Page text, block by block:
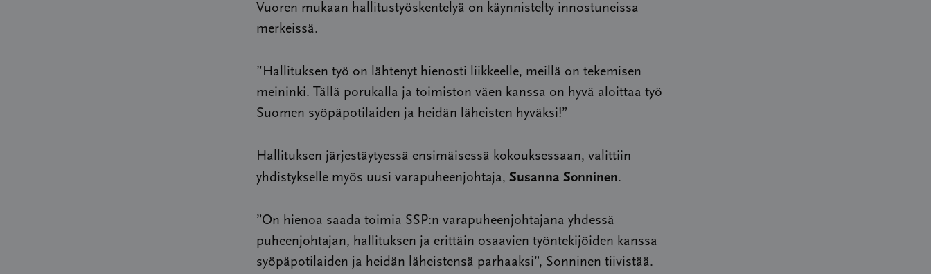
Vuoren mukaan hallitustyöskentelyä on käynnistelty innostuneissa
merkeissä.
”Hallituksen työ on lähtenyt hienosti liikkeelle, meillä on tekemisen
meininki. Tällä porukalla ja toimiston väen kanssa on hyvä aloittaa työ
Suomen syöpäpotilaiden ja heidän läheisten hyväksi!”
Hallituksen järjestäytyessä ensimäisessä kokouksessaan, valittiin
yhdistykselle myös uusi varapuheenjohtaja, Susanna Sonninen.
”On hienoa saada toimia SSP:n varapuheenjohtajana yhdessä
puheenjohtajan, hallituksen ja erittäin osaavien työntekijöiden kanssa
syöpäpotilaiden ja heidän läheistensä parhaaksi”, Sonninen tiivistää.